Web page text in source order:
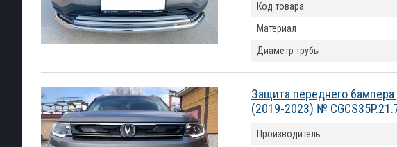
Код товара
Материал
Диаметр трубы
Защита переднего
(2019-2023) №
Производитель